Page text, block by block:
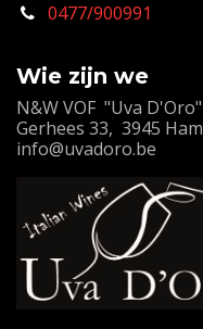
0477/900991
Wie zijn we
N&W VOF "Uva D'Oro"
Gerhees 33, 3945 Ham
info@uvadoro.be